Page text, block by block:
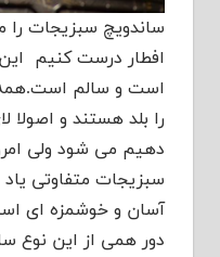
ساندویچ سبزیجات را
افطار درست کنیم
است و سالم
را بلد هستند و اصولا
دهیم می شود ولی
سبزیجات متفاوتی
آسان و خوشمزه ای
دور همی از این نوع